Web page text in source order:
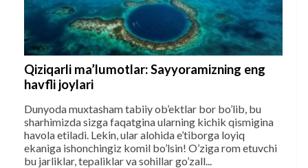
Qiziqarli ma’lumotlar: Sayyoramizning eng
havfli joylari
Dunyoda muxtasham tabiiy ob’ektlar bor bo’lib, bu
sharhimizda sizga faqatgina ularning kichik qismigina
havola etiladi. Lekin, ular alohida e’tiborga loyiq
ekaniga ishonchingiz komil bo’lsin! O’ziga rom etuvchi
bu jarliklar, tepaliklar va sohillar go’zall...